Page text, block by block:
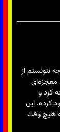
نتونستم از
کرد و
کرده. این
هیچ وقت